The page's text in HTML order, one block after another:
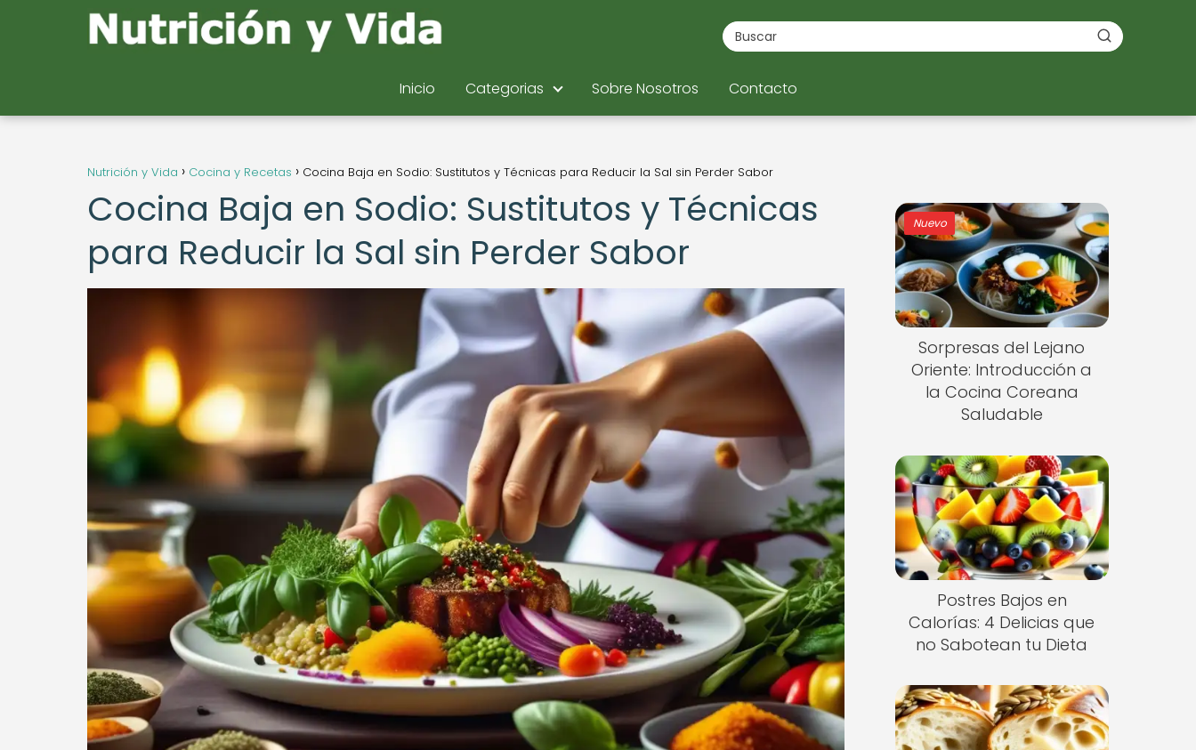
Inicio Categorias Sobre Nosotros Contacto
Nutrición y Vida Cocina y Recetas Cocina Baja en Sodio: Sustitutos y Técnicas para Reducir la Sal sin Perder Sabor
Cocina Baja en Sodio: Sustitutos y Técnicas
para Reducir la Sal sin Perder Sabor
Nuevo
Sorpresas del Lejano
Oriente: Introducción a
la Cocina Coreana
Saludable
Postres Bajos en
Calorías: 4 Delicias que
no Sabotean tu Dieta